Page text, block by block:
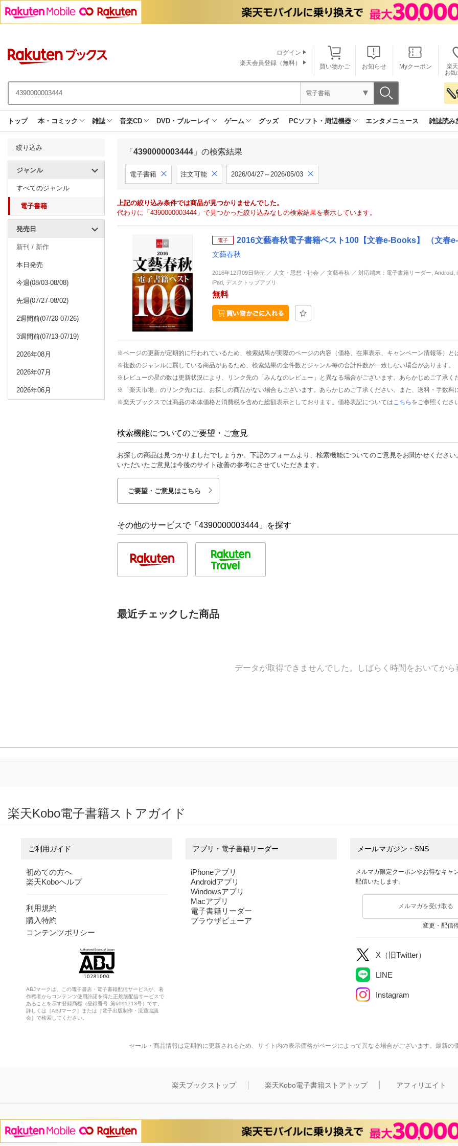
買い物かご お知らせ Myクーポン
楽
お気
ログイン
楽天会員登録（無料）
電子書籍
トップ 本・コミック 雑誌 音楽CD DVD・ブルーレイ ゲーム グッズ PCソフト・周辺機器 エンタメニュース 雑誌読み
絞り込み
ジャンル
すべてのジャンル
電子書籍
発売日
新刊 / 新作
本日発売
今週(08/03-08/08)
先週(07/27-08/02)
2週間前(07/20-07/26)
3週間前(07/13-07/19)
2026年08月
2026年07月
2026年06月
「 4390000003444 」の検索結果
電子書籍 注文可能 2026/04/27～2026/05/03
上記の絞り込み条件では商品が見つかりませんでした。
代わりに「4390000003444」で見つかった絞り込みなしの検索結果を表示しています。
電子 2016文藝春秋電子書籍ベスト100【文春e-Books】 （文春
文藝春秋
2016年12月09日発売 ／ 人文・思想・社会 ／ 文藝春秋 ／ 対応端末：電子書籍リーダー, Android,
iPad, デスクトップアプリ
無料
※ページの更新が定期的に行われているため、検索結果が実際のページの内容（価格、在庫表示、キャンペーン情報等）と
※複数のジャンルに属している商品があるため、検索結果の全件数とジャンル毎の合計件数が一致しない場合があります。
※レビューの星の数は更新状況により、リンク先の「みんなのレビュー」と異なる場合がございます。あらかじめご了承く
※「楽天市場」のリンク先には、お探しの商品がない場合もございます。あらかじめご了承ください。また、送料・手数料
※楽天ブックスでは商品の本体価格と消費税を含めた総額表示としております。価格表記については こちら をご参照くださ
検索機能についてのご要望・ご意見
お探しの商品は見つかりましたでしょうか。下記のフォームより、検索機能についてのご意見をお聞かせください
いただいたご意見は今後のサイト改善の参考にさせていただきます。
ご要望・ご意見はこちら
その他のサービスで「4390000003444」を探す
最近チェックした商品
データが取得できませんでした。しばらく時間をおいてから
楽天Kobo電子書籍ストアガイド
ご利用ガイド
初めての方へ
楽天Koboヘルプ
利用規約
購入特約
コンテンツポリシー
ABJマークは、この電子書店・電子書籍配信サービスが、著
作権者からコンテンツ使用許諾を得た正規版配信サービスで
あることを示す登録商標（登録番号 第6091713号）です。
詳しくは［ABJマーク］または［電子出版制作・流通協議
会］で検索してください。
アプリ・電子書籍リーダー
iPhoneアプリ
Androidアプリ
Windowsアプリ
Macアプリ
電子書籍リーダー
ブラウザビューア
メールマガジン・SNS
メルマガ限定クーポンやお得なキャ
配信いたします。
メルマガを受け取る
変更・配信
X（旧Twitter）
LINE
Instagram
セール・商品情報は定期的に更新されるため、サイト内の表示価格がページによって異なる場合がございます。最新の
楽天ブックストップ 楽天Kobo電子書籍ストアトップ アフィリエイト